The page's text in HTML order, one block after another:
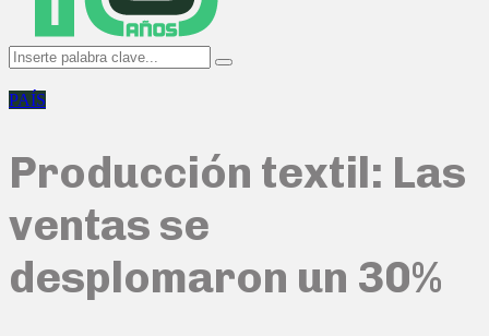
Search
for:
Search
PAÍS
Producción textil: Las
ventas se
desplomaron un 30%